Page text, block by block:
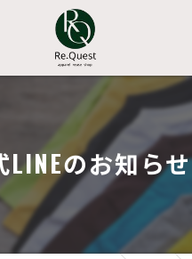
LINEのお知らせ